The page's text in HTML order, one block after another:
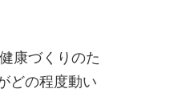
康づくりのた
どの程度動い